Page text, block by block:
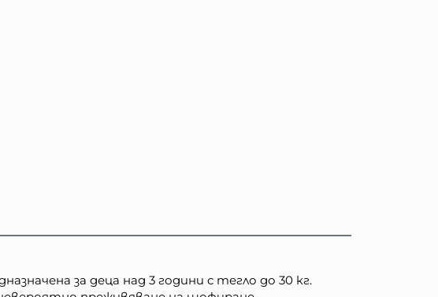
за деца над 3 години с тегло до 30 кг.